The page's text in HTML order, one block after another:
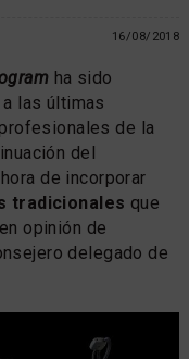
16/08/2018
ha sido
las últimas
de la
del
de incorporar
tradicionales que
opinión de
delegado de